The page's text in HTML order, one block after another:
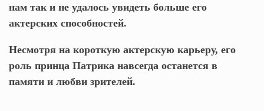
нам так и не удалось увидеть больше его
актерских способностей.
Несмотря на короткую актерскую карьеру, его
роль принца Патрика навсегда останется в
памяти и любви зрителей.